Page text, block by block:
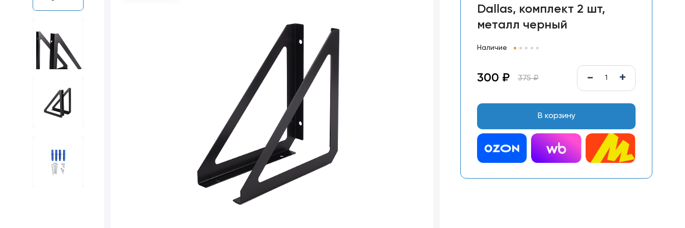
Dallas, комплект 2 шт,
металл черный
Наличие
300 ₽ 375 ₽ - +
В корзину